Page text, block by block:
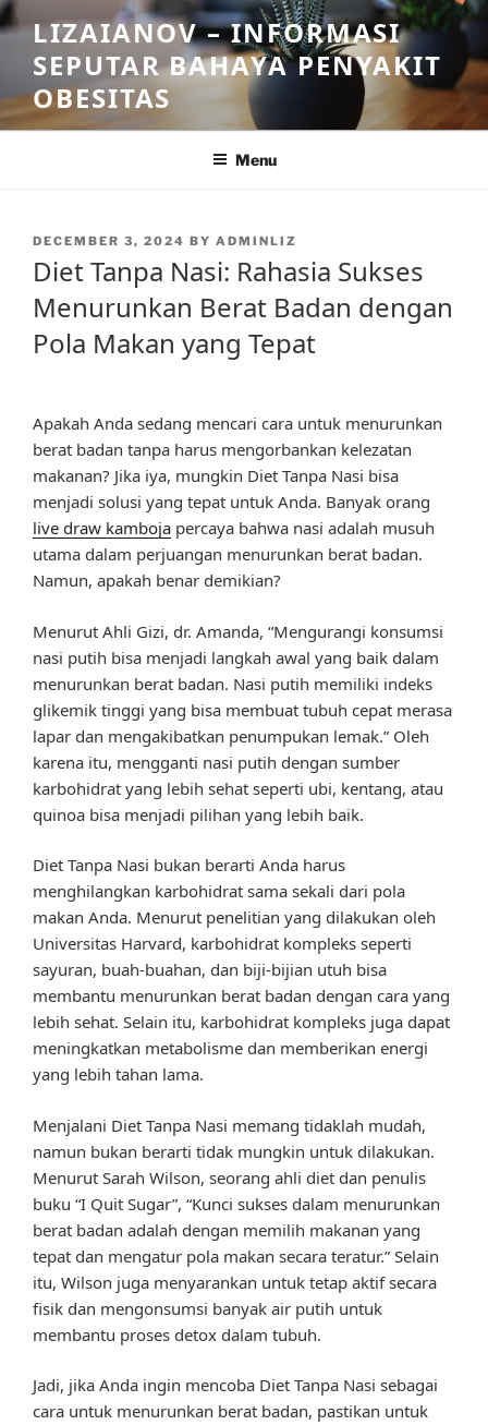
Skip
to
content
LIZAIANOV – INFORMASI
SEPUTAR BAHAYA PENYAKIT
OBESITAS
Menu
POSTED
DECEMBER 3, 2024 BY ADMINLIZ
Diet Tanpa Nasi: Rahasia Sukses
Menurunkan Berat Badan dengan
Pola Makan yang Tepat
Apakah Anda sedang mencari cara untuk menurunkan
berat badan tanpa harus mengorbankan kelezatan
makanan? Jika iya, mungkin Diet Tanpa Nasi bisa
menjadi solusi yang tepat untuk Anda. Banyak orang
live draw kamboja percaya bahwa nasi adalah musuh
utama dalam perjuangan menurunkan berat badan.
Namun, apakah benar demikian?
Menurut Ahli Gizi, dr. Amanda, “Mengurangi konsumsi
nasi putih bisa menjadi langkah awal yang baik dalam
menurunkan berat badan. Nasi putih memiliki indeks
glikemik tinggi yang bisa membuat tubuh cepat merasa
lapar dan mengakibatkan penumpukan lemak.” Oleh
karena itu, mengganti nasi putih dengan sumber
karbohidrat yang lebih sehat seperti ubi, kentang, atau
quinoa bisa menjadi pilihan yang lebih baik.
Diet Tanpa Nasi bukan berarti Anda harus
menghilangkan karbohidrat sama sekali dari pola
makan Anda. Menurut penelitian yang dilakukan oleh
Universitas Harvard, karbohidrat kompleks seperti
sayuran, buah-buahan, dan biji-bijian utuh bisa
membantu menurunkan berat badan dengan cara yang
lebih sehat. Selain itu, karbohidrat kompleks juga dapat
meningkatkan metabolisme dan memberikan energi
yang lebih tahan lama.
Menjalani Diet Tanpa Nasi memang tidaklah mudah,
namun bukan berarti tidak mungkin untuk dilakukan.
Menurut Sarah Wilson, seorang ahli diet dan penulis
buku “I Quit Sugar”, “Kunci sukses dalam menurunkan
berat badan adalah dengan memilih makanan yang
tepat dan mengatur pola makan secara teratur.” Selain
itu, Wilson juga menyarankan untuk tetap aktif secara
fisik dan mengonsumsi banyak air putih untuk
membantu proses detox dalam tubuh.
Jadi, jika Anda ingin mencoba Diet Tanpa Nasi sebagai
cara untuk menurunkan berat badan, pastikan untuk